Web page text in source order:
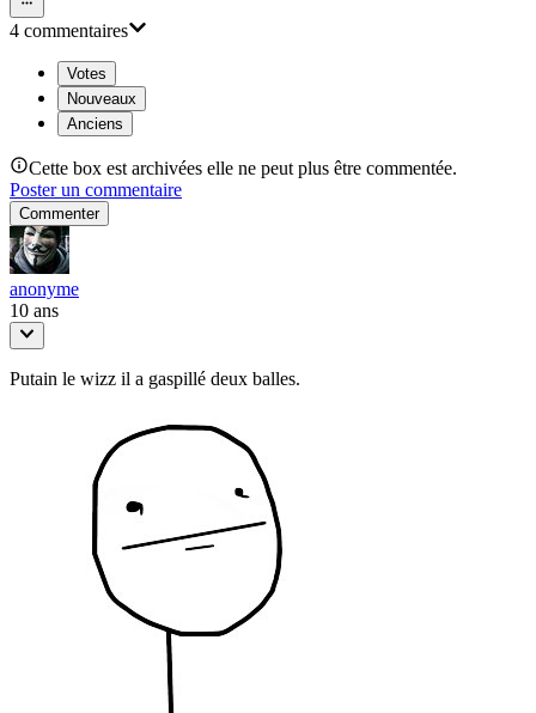
4 commentaires
Votes
Nouveaux
Anciens
Cette box est archivées elle ne peut plus être commentée.
Poster un commentaire
Commenter
anonyme
10 ans
Putain le wizz il a gaspillé deux balles.